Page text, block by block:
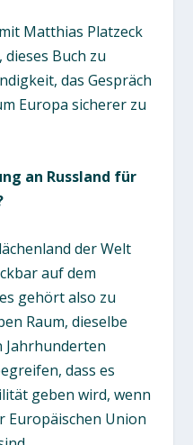
Matthias Platzeck
Buch zu
das Gespräch
Europa sicherer zu
an Russland für
der Welt
auf dem
gehört also zu
Raum, dieselbe
Jahrhunderten
dass es
geben wird, wenn
Europäischen Union